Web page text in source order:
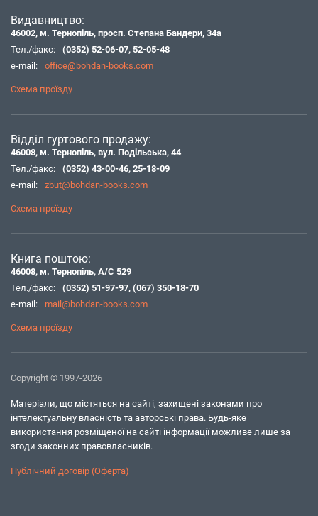
Видавництво:
46002, м. Тернопіль, просп. Степана Бандери, 34а
Тел./факс:
(0352) 52-06-07, 52-05-48
e-mail:
office@bohdan-books.com
Схема проїзду
Відділ гуртового продажу:
46008, м. Тернопіль, вул. Подільська, 44
Тел./факс:
(0352) 43-00-46, 25-18-09
e-mail:
zbut@bohdan-books.com
Схема проїзду
Книга поштою:
46008, м. Тернопіль, А/С 529
Тел./факс:
(0352) 51-97-97, (067) 350-18-70
e-mail:
mail@bohdan-books.com
Схема проїзду
Copyright © 1997-2026
Матеріали, що містяться на сайті, захищені законами про
інтелектуальну власність та авторські права. Будь-яке
використання розміщеної на сайті інформації можливе лише за
згоди законних правовласників.
Публічний договір (Оферта)